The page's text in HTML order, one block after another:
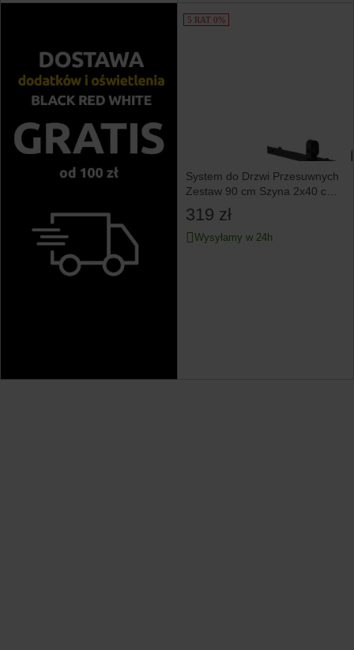
5 RAT 0%
System do Drzwi Przesuwnych
Zestaw 90 cm Szyna 2x40 cm
150 kg
319 zł
Wysyłamy w 24h